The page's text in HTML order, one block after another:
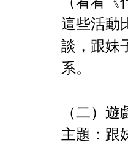
這些活動
談，跟妹
系。
（二）
主題：跟